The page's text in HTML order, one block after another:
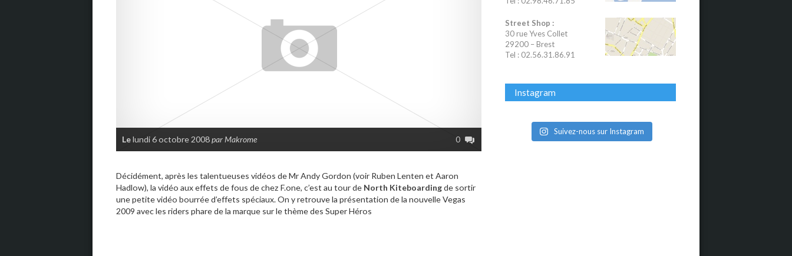
Lelundi 6 octobre 2008par Makrome 0
Décidément, après les talentueuses vidéos de Mr Andy Gordon (voir Ruben Lenten et Aaron
Hadlow), la vidéo aux effets de fous de chez F.one, c’est au tour de North Kiteboardingde sortir
une petite vidéo bourrée d’effets spéciaux. On y retrouve la présentation de la nouvelle Vegas
2009 avec les riders phare de la marque sur le thème des Super Héros
Street Shop :
30 rue Yves Collet
29200 – Brest
Tel : 02.56.31.86.91
Instagram
Suivez-nous sur Instagram